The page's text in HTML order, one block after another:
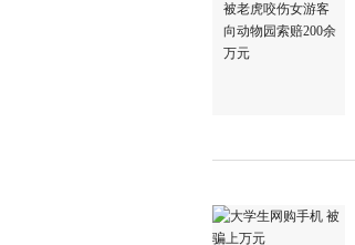
被老虎咬伤女游客
向动物园索赔200余
万元